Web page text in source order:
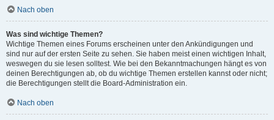
Nach oben
Was sind wichtige Themen?
Wichtige Themen eines Forums erscheinen unter den Ankündigungen und
sind nur auf der ersten Seite zu sehen. Sie haben meist einen wichtigen Inhalt,
weswegen du sie lesen solltest. Wie bei den Bekanntmachungen hängt es von
deinen Berechtigungen ab, ob du wichtige Themen erstellen kannst oder nicht;
die Berechtigungen stellt die Board-Administration ein.
Nach oben